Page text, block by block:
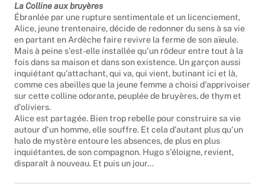
La Colline aux bruyères
Ébranlée par une rupture sentimentale et un licenciement,
Alice, jeune trentenaire, décide de redonner du sens à sa vie
en partant en Ardèche faire revivre la ferme de son aïeule.
Mais à peine s'est-elle installée qu'un rôdeur entre tout à la
fois dans sa maison et dans son existence. Un garçon aussi
inquiétant qu'attachant, qui va, qui vient, butinant ici et là,
comme ces abeilles que la jeune femme a choisi d'apprivoiser
sur cette colline odorante, peuplée de bruyères, de thym et
d'oliviers.
Alice est partagée. Bien trop rebelle pour construire sa vie
autour d'un homme, elle souffre. Et cela d'autant plus qu'un
halo de mystère entoure les absences, de plus en plus
inquiétantes, de son compagnon. Hugo s'éloigne, revient,
disparaît à nouveau. Et puis un jour...